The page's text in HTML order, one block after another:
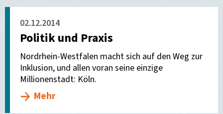
02.12.2014
Politik und Praxis
Nordrhein-Westfalen macht sich auf den Weg zur
Inklusion, und allen voran seine einzige
Millionenstadt: Köln.
Mehr